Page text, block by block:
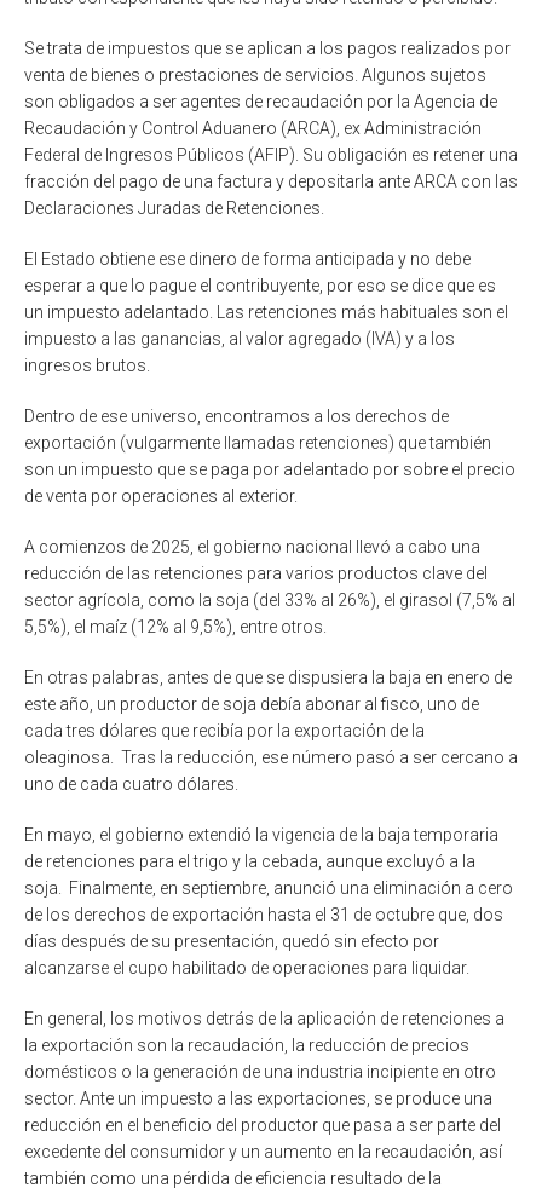
Se trata de impuestos que se aplican a los pagos realizados por
venta de bienes o prestaciones de servicios. Algunos sujetos
son obligados a ser agentes de recaudación por la Agencia de
Recaudación y Control Aduanero (ARCA), ex Administración
Federal de Ingresos Públicos (AFIP). Su obligación es retener una
fracción del pago de una factura y depositarla ante ARCA con las
Declaraciones Juradas de Retenciones.
El Estado obtiene ese dinero de forma anticipada y no debe
esperar a que lo pague el contribuyente, por eso se dice que es
un impuesto adelantado. Las retenciones más habituales son el
impuesto a las ganancias, al valor agregado (IVA) y a los
ingresos brutos.
Dentro de ese universo, encontramos a los derechos de
exportación (vulgarmente llamadas retenciones) que también
son un impuesto que se paga por adelantado por sobre el precio
de venta por operaciones al exterior.
A comienzos de 2025, el gobierno nacional llevó a cabo una
reducción de las retenciones para varios productos clave del
sector agrícola, como la soja (del 33% al 26%), el girasol (7,5% al
5,5%), el maíz (12% al 9,5%), entre otros.
En otras palabras, antes de que se dispusiera la baja en enero de
este año, un productor de soja debía abonar al fisco, uno de
cada tres dólares que recibía por la exportación de la
oleaginosa. Tras la reducción, ese número pasó a ser cercano a
uno de cada cuatro dólares.
En mayo, el gobierno extendió la vigencia de la baja temporaria
de retenciones para el trigo y la cebada, aunque excluyó a la
soja. Finalmente, en septiembre, anunció una eliminación a cero
de los derechos de exportación hasta el 31 de octubre que, dos
días después de su presentación, quedó sin efecto por
alcanzarse el cupo habilitado de operaciones para liquidar.
En general, los motivos detrás de la aplicación de retenciones a
la exportación son la recaudación, la reducción de precios
domésticos o la generación de una industria incipiente en otro
sector. Ante un impuesto a las exportaciones, se produce una
reducción en el beneficio del productor que pasa a ser parte del
excedente del consumidor y un aumento en la recaudación, así
también como una pérdida de eficiencia resultado de la